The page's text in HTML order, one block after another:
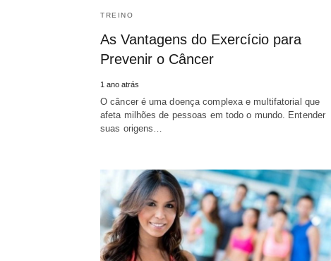
TREINO
As Vantagens do Exercício para
Prevenir o Câncer
1 ano atrás
O câncer é uma doença complexa e multifatorial que
afeta milhões de pessoas em todo o mundo. Entender
suas origens…